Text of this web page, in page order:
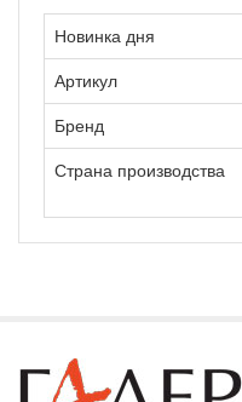
Новинка дня
Артикул
Бренд
Страна производства